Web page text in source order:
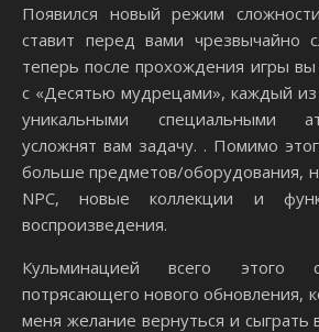
Появился новый режим
ставит перед вами чрезвычайно
теперь после прохождения игры
с «Десятью мудрецами», каждый
уникальными специальными
усложнят вам задачу. . Помимо
больше предметов/оборудования,
NPC, новые коллекции и
воспроизведения.
Кульминацией всего этого
потрясающего нового обновления,
меня желание вернуться и сыграть